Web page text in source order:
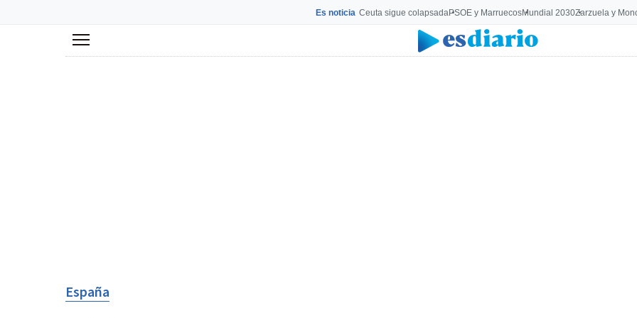
Es noticia Ceuta sigue colapsadaPSOE y MarruecosMundial 2030Zarzuela y
Menú
España